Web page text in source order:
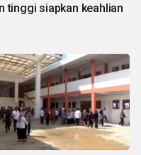
tinggi siapkan keahlian